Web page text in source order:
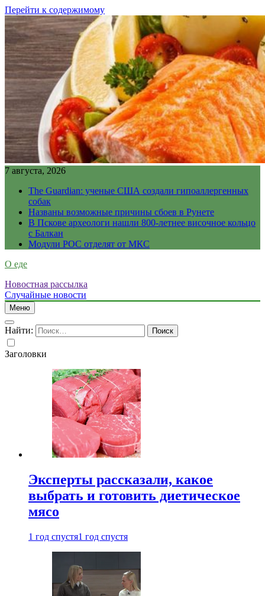
Перейти к содержимому
7 августа, 2026
The Guardian: ученые США создали гипоаллергенных
собак
Названы возможные причины сбоев в Рунете
В Пскове археологи нашли 800-летнее височное кольцо
с Балкан
Модули РОС отделят от МКС
О еде
Новостная рассылка
Случайные новости
Меню
Найти:
Заголовки
Эксперты рассказали, какое
выбрать и готовить диетическое
мясо
1 год спустя1 год спустя